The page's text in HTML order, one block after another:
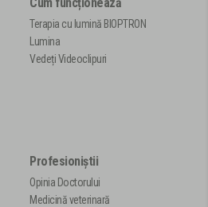
Terapia cu lumină BIOPTRON
Lumina
Vedeți Videoclipuri
Profesioniștii
Opinia Doctorului
Medicină veterinară